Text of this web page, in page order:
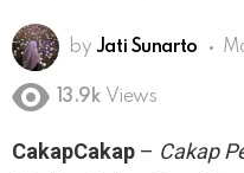
by Jati Sunarto
13.9k Views
CakapCakap – Cakap